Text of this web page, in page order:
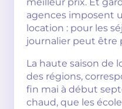
agences imposent
location : pour les
journalier peut être
La haute saison de
des régions,
fin mai à début
chaud, que les